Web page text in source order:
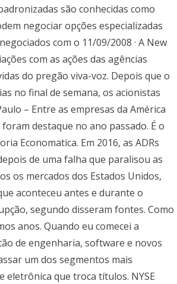
são conhecidas como
negociar opções especializadas
com o 11/09/2008 · A New
com as ações das agências
do pregão viva-voz. Depois que o
no final de semana, os acionistas
– Entre as empresas da América
destaque no ano passado. É o
Economatica. Em 2016, as ADRs
de uma falha que paralisou as
os mercados dos Estados Unidos,
aconteceu antes e durante o
segundo disseram fontes. Como
anos. Quando eu comecei a
de engenharia, software e novos
um dos segmentos mais
eletrônica que troca títulos. NYSE